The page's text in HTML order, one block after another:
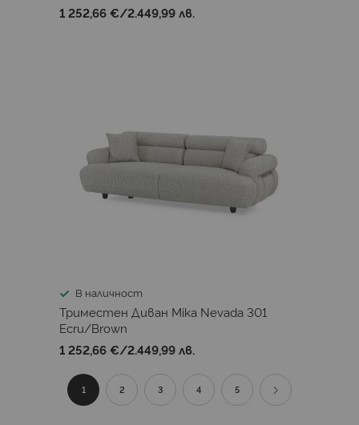
1 252,66 €/2.449,99 лв.
В наличност
Триместен Диван Mika Nevada 301
Ecru/Brown
1 252,66 €/2.449,99 лв.
Страница
В1 Страница
2 Страница
3 Страница
4 Страница
5 Страница
Продължи